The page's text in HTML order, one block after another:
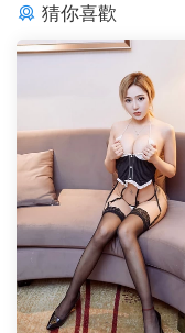
猜你喜歡